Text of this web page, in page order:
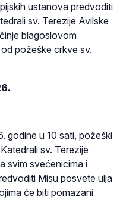
ustanova predvoditi
sv. Terezije Avilske
blagoslovom
požeške crkve sv.
godine u 10 sati, požeški
sv. Terezije
svim svećenicima i
Misu posvete ulja
će biti pomazani